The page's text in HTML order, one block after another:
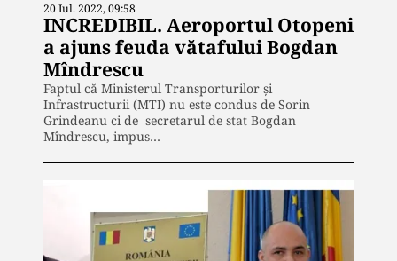
20 Iul. 2022, 09:58
INCREDIBIL. Aeroportul Otopeni
a ajuns feuda vătafului Bogdan
Mîndrescu
Faptul că Ministerul Transporturilor și
Infrastructurii (MTI) nu este condus de Sorin
Grindeanu ci de secretarul de stat Bogdan
Mîndrescu, impus…